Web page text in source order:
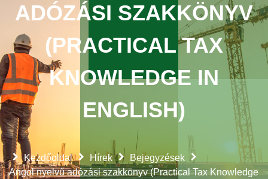
Kezdőoldal Hírek
Bejegyzések
Angol nyelvű adózási szakkönyv (Practical Tax Knowledge
ADÓZÁSI SZAKKÖNYV
(PRACTICAL TAX
KNOWLEDGE IN
ENGLISH)